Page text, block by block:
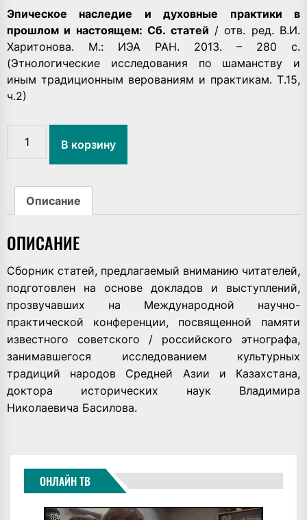
Эпическое наследие и духовные практики в
прошлом и настоящем: Сб. статей / отв. ред. В.И.
Харитонова. М.: ИЭА РАН. 2013. – 280 с.
(Этнологические исследования по шаманству и
иным традиционным верованиям и практикам. Т.15,
ч.2)
товара
Эпическое
духовные
в
прошлом
и
Сб.
статей
Т.15,
ч.2
В корзину
Описание
ОПИСАНИЕ
Сборник статей, предлагаемый вниманию читателей,
подготовлен на основе докладов и выступлений,
прозвучавших на Международной научно-
практической конференции, посвященной памяти
известного советского / российского этнографа,
занимавшегося исследованием культурных
традиций народов Средней Азии и Казахстана,
доктора исторических наук Владимира
Николаевича Басилова.
ОНЛАЙН ТВ